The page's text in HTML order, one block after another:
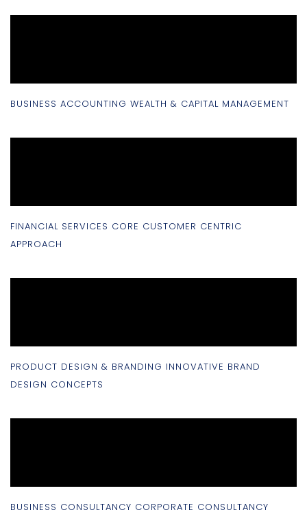
BUSINESS ACCOUNTING WEALTH & CAPITAL MANAGEMENT
FINANCIAL SERVICES CORE CUSTOMER CENTRIC
APPROACH
PRODUCT DESIGN & BRANDING INNOVATIVE BRAND
DESIGN CONCEPTS
BUSINESS CONSULTANCY CORPORATE CONSULTANCY